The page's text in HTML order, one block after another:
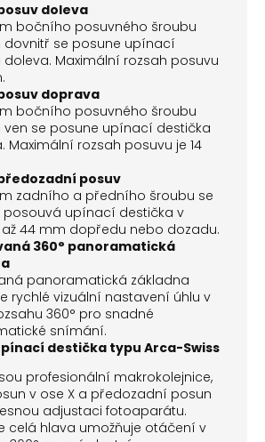
doleva
bočního posuvného šroubu
dovnitř se posune upínací
doleva. Maximální rozsah posuvu
doprava
bočního posuvného šroubu
ven se posune upínací destička
Maximální rozsah posuvu je 14
posuv
zadního a předního šroubu se
posouvá upínací destička v
44 mm dopředu nebo dozadu.
360° panoramatická
panoramatická základna
rychlé vizuální nastavení úhlu v
360° pro snadné
snímání.
destička typu Arca-Swiss
profesionální makrokolejnice,
v ose X a předozadní posun
adjustaci fotoaparátu.
celá hlava umožňuje otáčení v